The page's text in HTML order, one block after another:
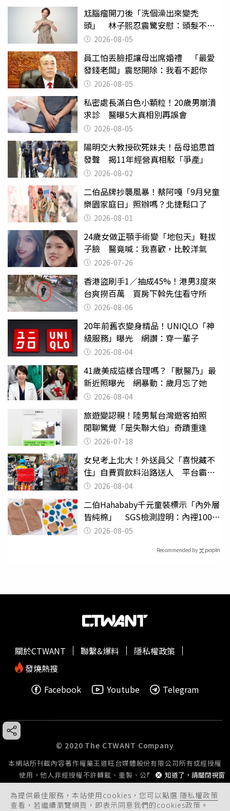
尪腦瘤開刀後「洗個澡出來變禿
頭」 林子熙忍震驚安慰：頭髮不重
要 2026-08-05
員工怕丟臉拒讓母出席婚禮 「最愛
發錢老闆」震怒開除：我看不起你
2026-08-05
私密處長滿白色小顆粒！20歲男崩潰
求診 醫曝5大真相別再誤會
2026-08-05
陽明交大教授砍死妹夫！岳母追思首
發聲 揭11年經營真相駁「爭產」
2026-08-02
二伯品牌抄襲風暴！蔡阿嘎「9月兒童
樂園家庭日」照辦嗎？北捷鬆口了
2026-08-01
24歲女做正顎手術變「地包天」鞋拔
子臉 醫竟喊：我喜歡，比較洋氣
2026-07-26
香港盜刷手1／抽成45%！港男3度來
台爽撈百萬 買房下斡先住看守所
2026-08-06
20年前舊衣變身精品！UNIQLO「神
級服務」曝光 網讚：穿一輩子
2026-08-04
41歲美成這樣合理嗎？「獸醫乃」最
新近照曝光 網暴動：歲月忘了她
2026-08-04
旅遊變認親！陸男幫台灣遊客拍照
閒聊驚覺「是失聯大伯」奇蹟重逢
2026-07-18
女兒考上北大！外送員父「喜悅藏不
住」自費買飲料沿路送人 平台霸氣
幫付學費
2026-08-04
二伯Hahababy千元童裝標示「內外層
皆純棉」 SGS檢測證明：內裡100%
聚酯纖維
2026-08-05
Recommended by
為提供最佳服務，本站使用cookies，您可以點選 隱私權政策
查看，若繼續瀏覽網頁，即表示同意我們的cookies政策。
知道了，請關閉視窗
關於CTWANT 聯繫&爆料
隱私權政策
發燒熱搜
Facebook
Youtube Telegram
© 2020 The CTWANT Company
本網站所刊載內容著作權屬王道旺台媒體股份有限公司所有或經授權
使用，他人非經授權不許轉載、重製、公開播送或公開傳輸。